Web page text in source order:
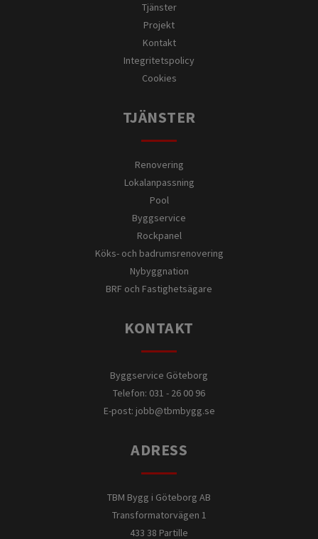
Tjänster
Projekt
Kontakt
Integritetspolicy
Cookies
TJÄNSTER
Renovering
Lokalanpassning
Pool
Byggservice
Rockpanel
Köks- och badrumsrenovering
Nybyggnation
BRF och Fastighetsägare
KONTAKT
Byggservice Göteborg
Telefon: 031 - 26 00 96
E-post: jobb@tbmbygg.se
ADRESS
TBM Bygg i Göteborg AB
Transformatorvägen 1
433 38 Partille